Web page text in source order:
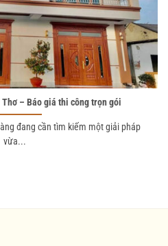
– Báo giá thi công trọn gói
đang cần tìm kiếm một giải pháp
vừa...